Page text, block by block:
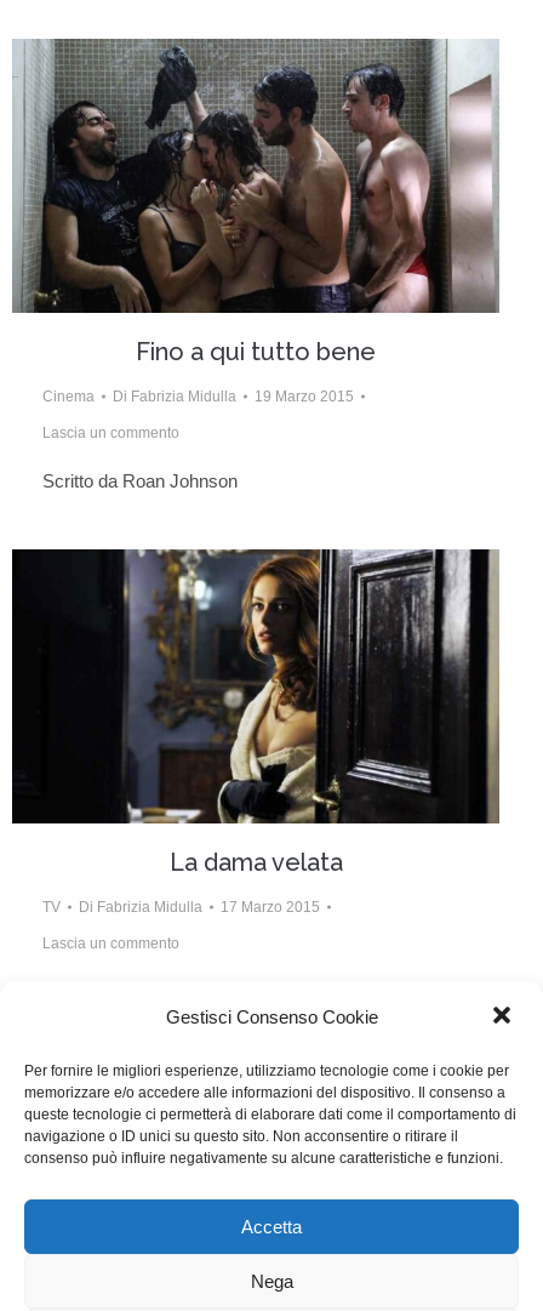
Gestisci Consenso Cookie
Per fornire le migliori esperienze, utilizziamo tecnologie come i cookie per
memorizzare e/o accedere alle informazioni del dispositivo. Il consenso a
queste tecnologie ci permetterà di elaborare dati come il comportamento di
navigazione o ID unici su questo sito. Non acconsentire o ritirare il
consenso può influire negativamente su alcune caratteristiche e funzioni.
Accetta
Nega
Fino a qui tutto bene
Cinema Di Fabrizia Midulla 19 Marzo 2015
Lascia un commento
Scritto da Roan Johnson
La dama velata
TV Di Fabrizia Midulla 17 Marzo 2015
Lascia un commento
1 … 12 13 14 15 16
…
20
+39 347 2461036